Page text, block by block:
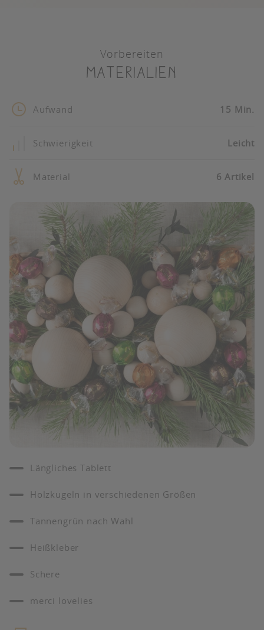
Vorbereiten
Materialien
Aufwand 15 Min.
Schwierigkeit Leicht
Material 6 Artikel
Längliches Tablett
Holzkugeln in verschiedenen Größen
Tannengrün nach Wahl
Heißkleber
Schere
merci lovelies